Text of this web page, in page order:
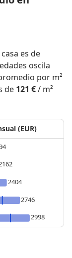
es de
oscila
por m²
de 121 €/ m²
(EUR)
2404
2746
2998